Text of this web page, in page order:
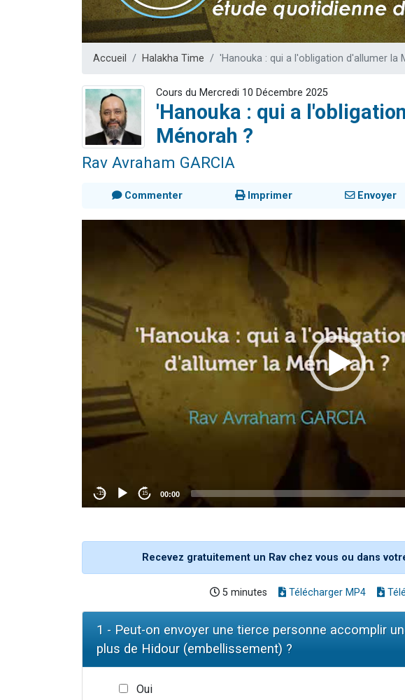
Accueil Halakha Time 'Hanouka : qui a l'obligation d'allumer la
Cours du Mercredi 10 Décembre 2025
'Hanouka : qui a
Ménorah ?
Rav Avraham GARCIA
Commenter Imprimer Envoyer
Recevez gratuitement un Rav chez vous ou dans
5 minutes Télécharger MP4
1 - Peut-on envoyer une tierce personne accomplir
plus de Hidour (embellissement) ?
Oui